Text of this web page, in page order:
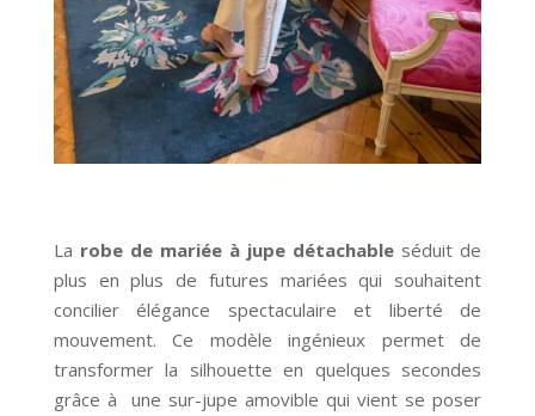
La robe de mariée à jupe détachable séduit de
plus en plus de futures mariées qui souhaitent
concilier élégance spectaculaire et liberté de
mouvement. Ce modèle ingénieux permet de
transformer la silhouette en quelques secondes
grâce à une sur-jupe amovible qui vient se poser